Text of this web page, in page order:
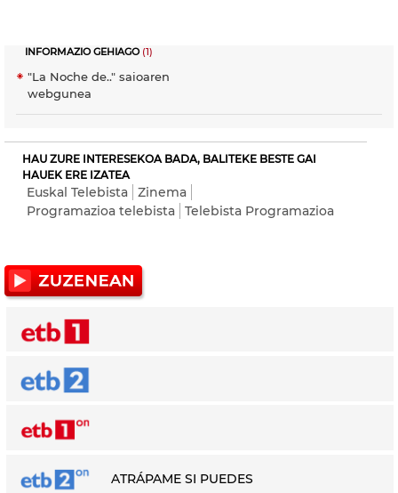
INFORMAZIO GEHIAGO(1)
"La Noche de.." saioaren
webgunea
HAU ZURE INTERESEKOA BADA, BALITEKE BESTE GAI
HAUEK ERE IZATEA
Euskal Telebista
Zinema
Programazioa telebista
Telebista Programazioa
ATRÁPAME SI PUEDES